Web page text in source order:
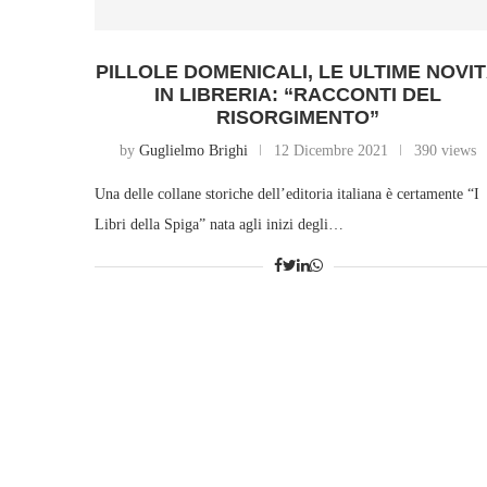
PILLOLE DOMENICALI, LE ULTIME
IN LIBRERIA: “RACCONTI DEL
RISORGIMENTO”
byGuglielmo Brighi 12 Dicembre 2021 390 views
Una delle collane storiche dell’editoria italiana è certamente “I
Libri della Spiga” nata agli inizi degli…